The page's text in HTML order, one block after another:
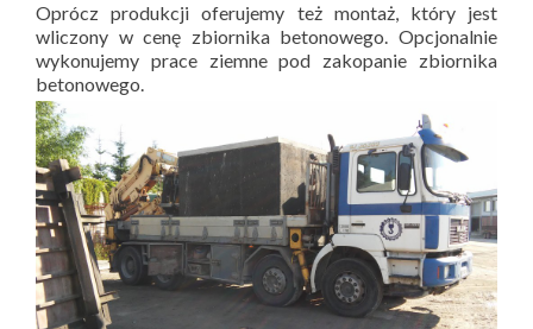
Oprócz produkcji oferujemy też montaż, który jest
wliczony w cenę zbiornika betonowego. Opcjonalnie
wykonujemy prace ziemne pod zakopanie zbiornika
betonowego.